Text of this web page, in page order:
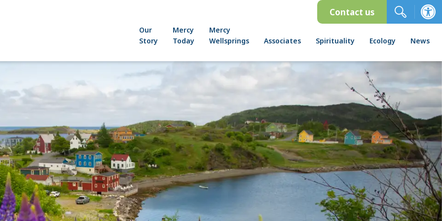
Our
Story
Mercy
Today
Mercy
Wellsprings
Associates Spirituality Ecology News
Contact us